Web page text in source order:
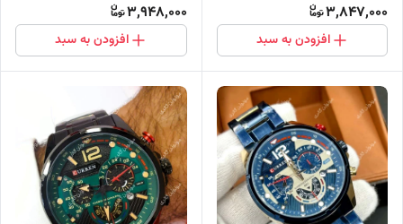
3,847,000
افزودن به سبد
3,948,000
افزودن به سبد